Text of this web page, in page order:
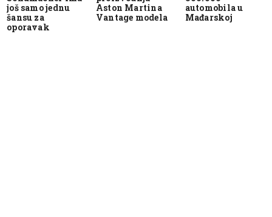
još samo jednu
šansu za
oporavak
Aston Martina
Vantage modela
automobila u
Mađarskoj